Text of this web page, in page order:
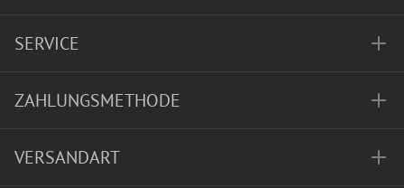
SERVICE
ZAHLUNGSMETHODE
VERSANDART